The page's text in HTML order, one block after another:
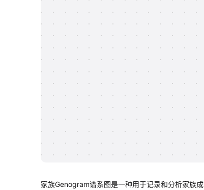
家族Genogram谱系图是一种用于记录和分析家族